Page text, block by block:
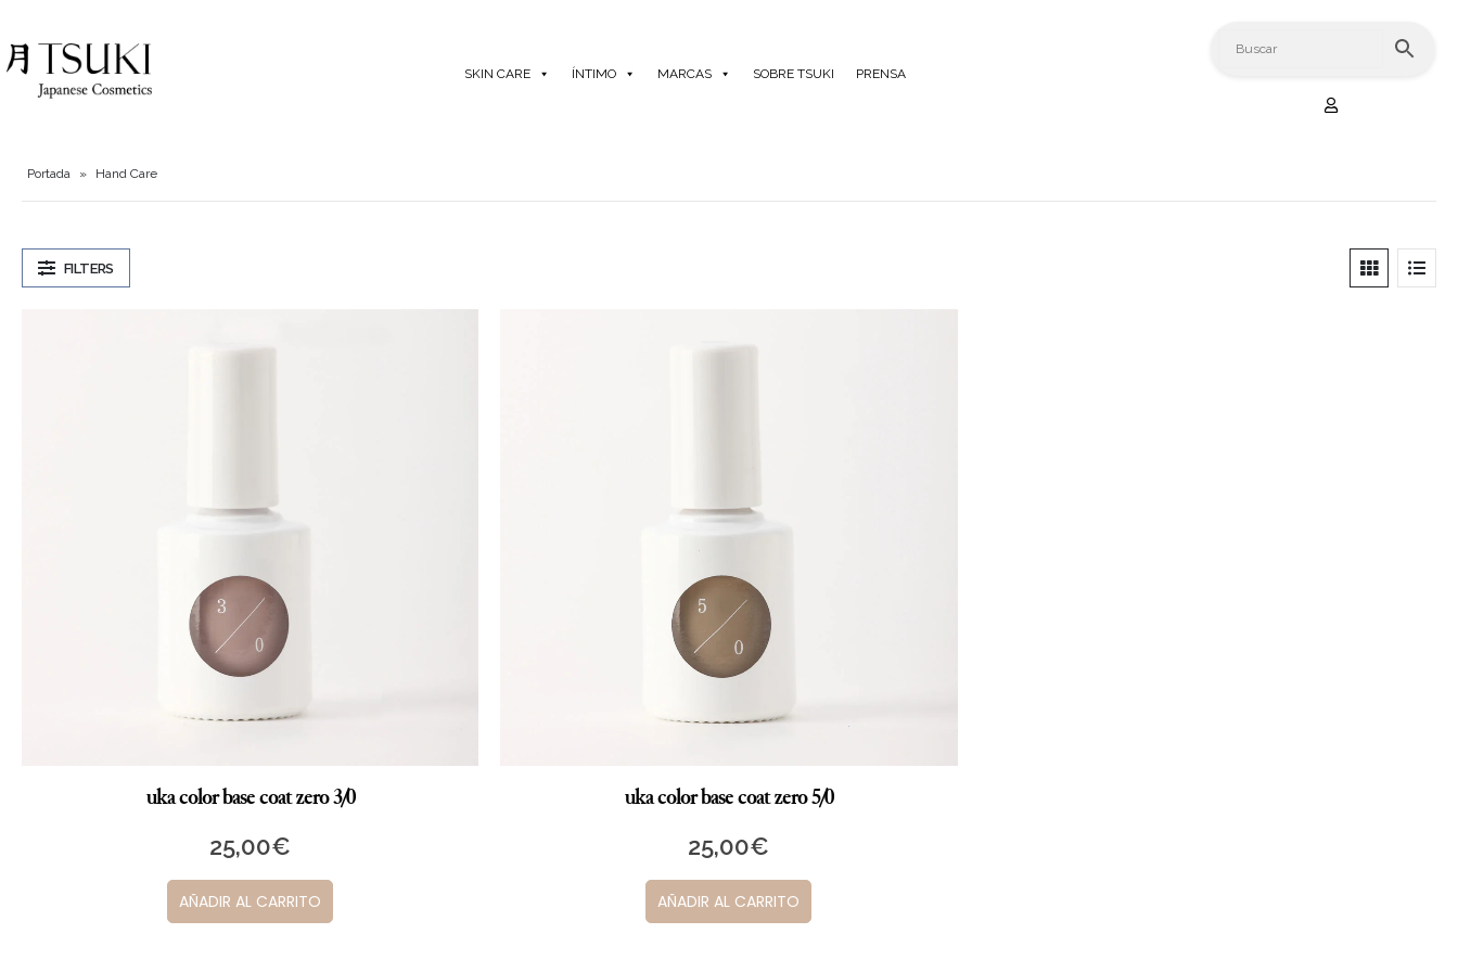
SKIN CARE ÍNTIMO MARCAS SOBRE TSUKI PRENSA
Portada » Hand Care
FILTERS
uka color base coat zero 3/0
25,00€
AÑADIR AL CARRITO
uka color base coat zero 5/0
25,00€
AÑADIR AL CARRITO